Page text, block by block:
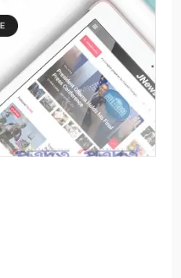
থাকে বাংলার
গুটি কলম